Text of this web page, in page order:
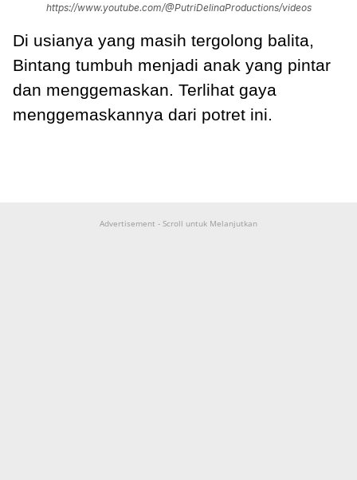
https://www.youtube.com/@PutriDelinaProductions/videos
Di usianya yang masih tergolong balita,
Bintang tumbuh menjadi anak yang pintar
dan menggemaskan. Terlihat gaya
menggemaskannya dari potret ini.
Advertisement - Scroll untuk Melanjutkan